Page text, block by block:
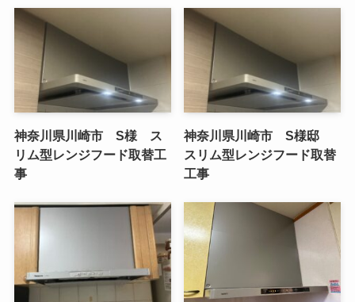
神奈川県川崎市 S様 ス
リム型レンジフード取替工
事
神奈川県川崎市 S様邸
スリム型レンジフード取替
工事